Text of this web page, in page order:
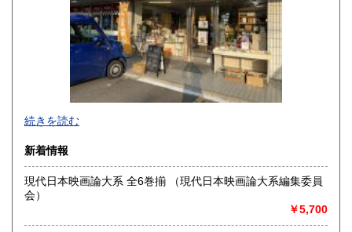
360円
360円 鹿児島県
360円
続きを読む
新着情報
現代日本映画論大系 全6巻揃 （現代日本映画論大系編集委員
会）
￥5,700